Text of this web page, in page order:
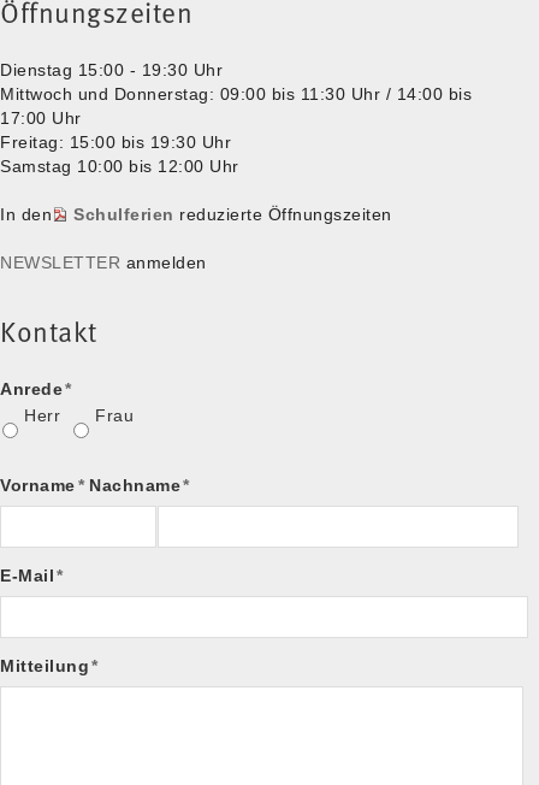
Öffnungszeiten
Dienstag 15:00 - 19:30 Uhr
Mittwoch und Donnerstag: 09:00 bis 11:30 Uhr / 14:00 bis
17:00 Uhr
Freitag: 15:00 bis 19:30 Uhr
Samstag 10:00 bis 12:00 Uhr
In den Schulferien reduzierte Öffnungszeiten
NEWSLETTER anmelden
Kontakt
Anrede*
Herr
Frau
Vorname* Nachname*
E-Mail*
Mitteilung*